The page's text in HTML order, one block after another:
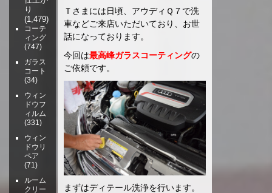
Ｔさまには日頃、アウディＱ７で洗
車などご来店いただいており、お世
話になっております。
今回は最高峰ガラスコーティングの
ご依頼です。
まずはディテール洗浄を行います。
り
(1,479)
コーテ
ィング
(747)
ガラス
コート
(34)
ウィン
ドウフ
ィルム
(331)
ウィン
ドウリ
ペア
(71)
ルーム
クリー